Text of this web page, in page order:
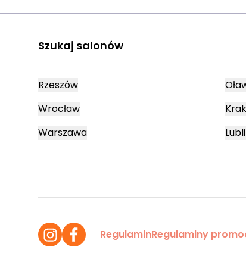
Szukaj salonów
Rzeszów
Wrocław
Warszawa
RegulaminRegulaminy